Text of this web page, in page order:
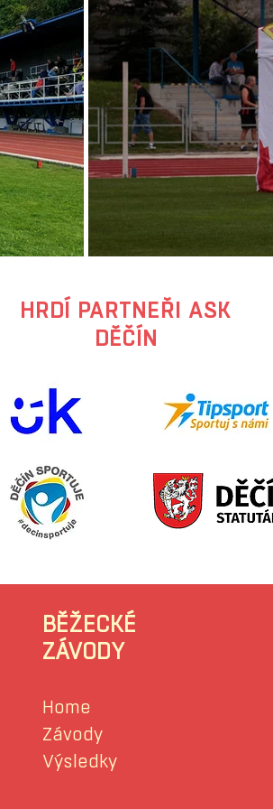
HRDÍ PARTNEŘI ASK
DĚČÍN
BĚŽECKÉ
ZÁVODY
Home
Závody
Výsledky